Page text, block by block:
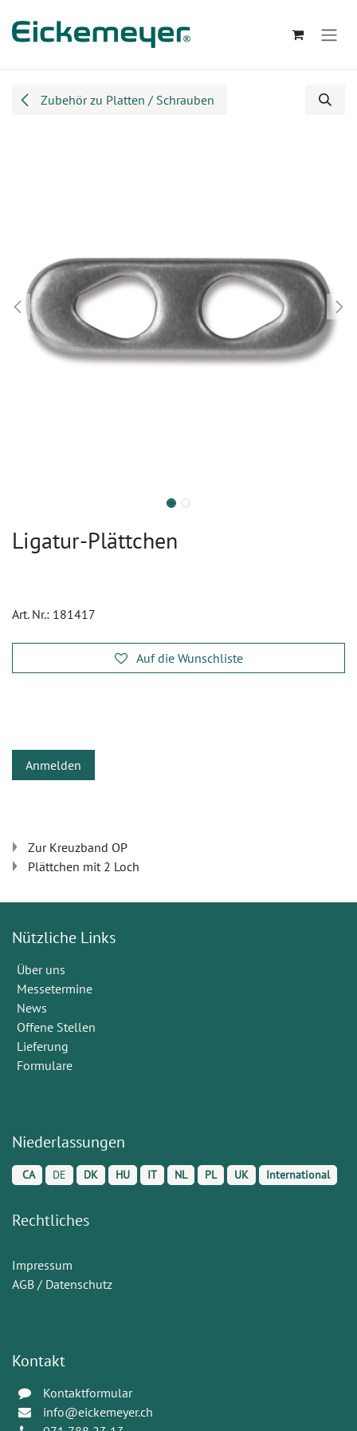
Zubehör zu Platten / Schrauben
Ligatur-Plättchen
Art. Nr.: 181417
Auf die Wunschliste
Anmelden
Zur Kreuzband OP
Plättchen mit 2 Loch
Nützliche Links
Über uns
Messetermine
News
Offene Stellen
Lieferung
Formulare
Niederlassungen
CA DE DK HU IT NL PL UK International
Rechtliches
Impressum
AGB / Datenschutz
Kontakt
Kontaktformular
info@eickemeyer.ch